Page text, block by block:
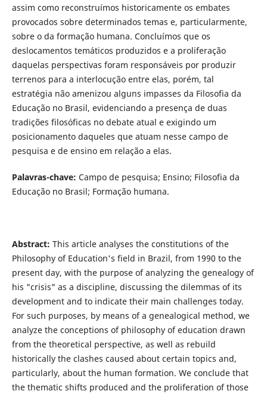
assim como reconstruímos historicamente os embates
provocados sobre determinados temas e, particularmente,
sobre o da formação humana. Concluímos que os
deslocamentos temáticos produzidos e a proliferação
daquelas perspectivas foram responsáveis por produzir
terrenos para a interlocução entre elas, porém, tal
estratégia não amenizou alguns impasses da Filosofia da
Educação no Brasil, evidenciando a presença de duas
tradições filosóficas no debate atual e exigindo um
posicionamento daqueles que atuam nesse campo de
pesquisa e de ensino em relação a elas.
Palavras-chave: Campo de pesquisa; Ensino; Filosofia da
Educação no Brasil; Formação humana.
Abstract: This article analyses the constitutions of the
Philosophy of Education's field in Brazil, from 1990 to the
present day, with the purpose of analyzing the genealogy of
his "crisis" as a discipline, discussing the dilemmas of its
development and to indicate their main challenges today.
For such purposes, by means of a genealogical method, we
analyze the conceptions of philosophy of education drawn
from the theoretical perspective, as well as rebuild
historically the clashes caused about certain topics and,
particularly, about the human formation. We conclude that
the thematic shifts produced and the proliferation of those